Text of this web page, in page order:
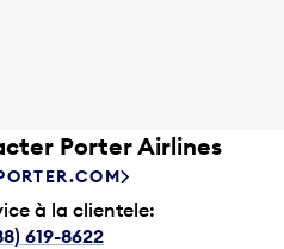
Porter Airlines
à la clientele:
619-8622